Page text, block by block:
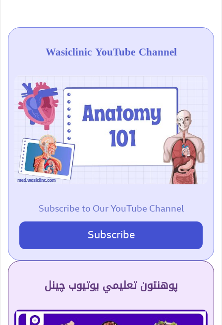
Wasiclinic YouTube Channel
Subscribe to Our YouTube Channel
Subscribe
پوهنتون تعلیمي یوتیوب چینل